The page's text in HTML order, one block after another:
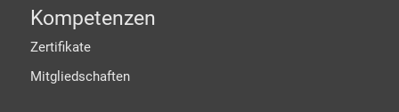
Kompetenzen
Zertifikate
Mitgliedschaften